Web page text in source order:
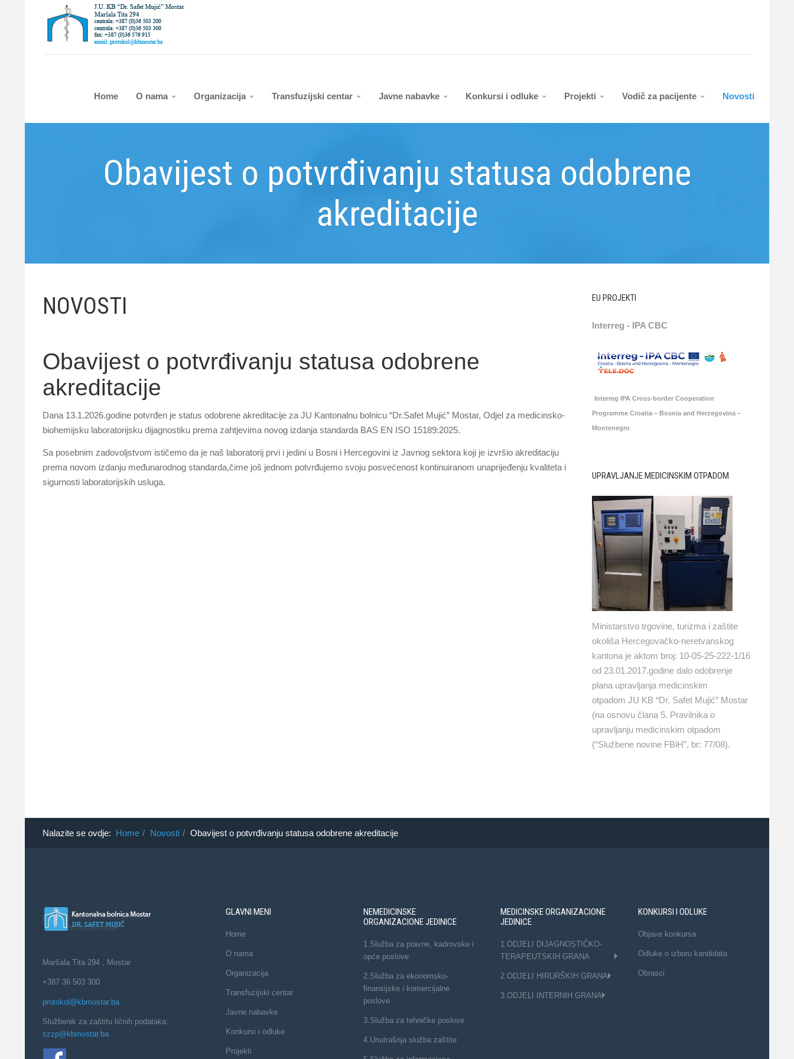
Home O nama Organizacija Transfuzijski centar Javne nabavke Konkursi i odluke Projekti Vodič za pacijente Novosti
Obavijest o potvrđivanju statusa odobrene
akreditacije
NOVOSTI
Obavijest o potvrđivanju statusa odobrene
akreditacije
Dana 13.1.2026.godine potvrđen je status odobrene akreditacije za JU Kantonalnu bolnicu “Dr.Safet Mujić” Mostar, Odjel za medicinsko-
biohemijsku laboratorijsku dijagnostiku prema zahtjevima novog izdanja standarda BAS EN ISO 15189:2025.
Sa posebnim zadovoljstvom ističemo da je naš laboratorij prvi i jedini u Bosni i Hercegovini iz Javnog sektora koji je izvršio akreditaciju
prema novom izdanju međunarodnog standarda,čime još jednom potvrđujemo svoju posvećenost kontinuiranom unaprijeđenju kvaliteta i
sigurnosti laboratorijskih usluga.
EU PROJEKTI
Interreg - IPA CBC
Interreg IPA Cross-border Cooperation
Programme Croatia – Bosnia and Herzegovina –
Montenegro
UPRAVLJANJE MEDICINSKIM OTPADOM
Ministarstvo trgovine, turizma i zaštite
okoliša Hercegovačko-neretvanskog
kantona je aktom broj: 10-05-25-222-1/16
od 23.01.2017.godine dalo odobrenje
plana upravljanja medicinskim
otpadom JU KB “Dr. Safet Mujić” Mostar
(na osnovu člana 5. Pravilnika o
upravljanju medicinskim otpadom
(“Službene novine FBiH”, br: 77/08).
Nalazite se ovdje: Home Novosti Obavijest o potvrđivanju statusa odobrene akreditacije
Maršala Tita 294 , Mostar
+387 36 503 300
protokol@kbmostar.ba
Službenik za zaštitu ličnih podataka:
szzp@kbmostar.ba
GLAVNI MENI
Home
O nama
Organizacija
Transfuzijski centar
Javne nabavke
Konkursi i odluke
Projekti
NEMEDICINSKE
ORGANIZACIONE JEDINICE
1.Služba za pravne, kadrovske i
opće poslove
2.Služba za ekonomsko-
finansijske i komercijalne
poslove
3.Služba za tehničke poslove
4.Unutrašnja služba zaštite
MEDICINSKE ORGANIZACIONE
JEDINICE
1.ODJELI DIJAGNOSTIČKO-
TERAPEUTSKIH GRANA
2.ODJELI HIRURŠKIH GRANA
3.ODJELI INTERNIH GRANA
KONKURSI I ODLUKE
Objave konkursa
Odluke o izboru kandidata
Obrasci